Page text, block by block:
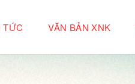
TỨC VĂN BẢN XNK